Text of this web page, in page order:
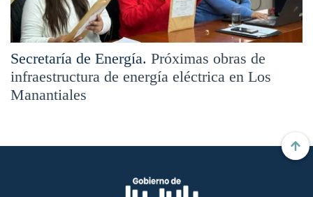
Secretaría de Energía. Próximas obras de
infraestructura de energía eléctrica en Los
Manantiales